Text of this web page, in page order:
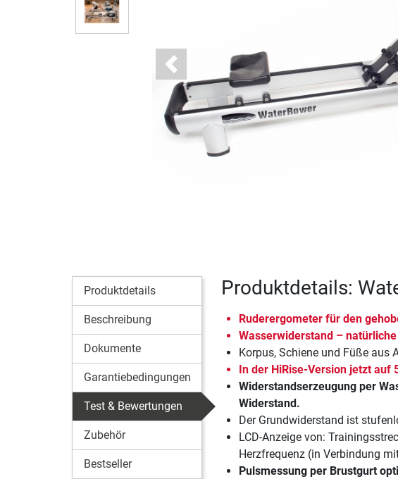
Previous
Produktdetails
Beschreibung
Dokumente
Garantiebedingungen
Test & Bewertungen
Zubehör
Bestseller
Produktdetails:
Ruderergometer für den
Wasserwiderstand –
Korpus, Schiene und Füße aus
In der HiRise-Version jetzt auf
Widerstandserzeugung per
Widerstand.
Der Grundwiderstand ist
LCD-Anzeige von:
Herzfrequenz (in Verbindung
Pulsmessung per Brustgurt